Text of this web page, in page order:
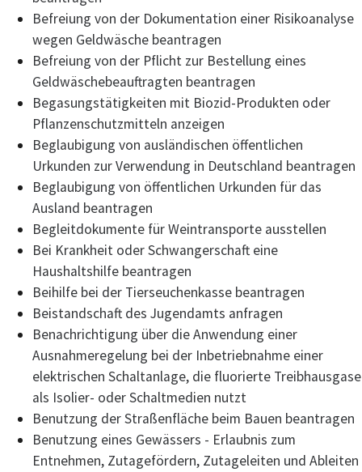
Befreiung von der Dokumentation einer Risikoanalyse
wegen Geldwäsche beantragen
Befreiung von der Pflicht zur Bestellung eines
Geldwäschebeauftragten beantragen
Begasungstätigkeiten mit Biozid-Produkten oder
Pflanzenschutzmitteln anzeigen
Beglaubigung von ausländischen öffentlichen
Urkunden zur Verwendung in Deutschland beantragen
Beglaubigung von öffentlichen Urkunden für das
Ausland beantragen
Begleitdokumente für Weintransporte ausstellen
Bei Krankheit oder Schwangerschaft eine
Haushaltshilfe beantragen
Beihilfe bei der Tierseuchenkasse beantragen
Beistandschaft des Jugendamts anfragen
Benachrichtigung über die Anwendung einer
Ausnahmeregelung bei der Inbetriebnahme einer
elektrischen Schaltanlage, die fluorierte Treibhausgase
als Isolier- oder Schaltmedien nutzt
Benutzung der Straßenfläche beim Bauen beantragen
Benutzung eines Gewässers - Erlaubnis zum
Entnehmen, Zutagefördern, Zutageleiten und Ableiten